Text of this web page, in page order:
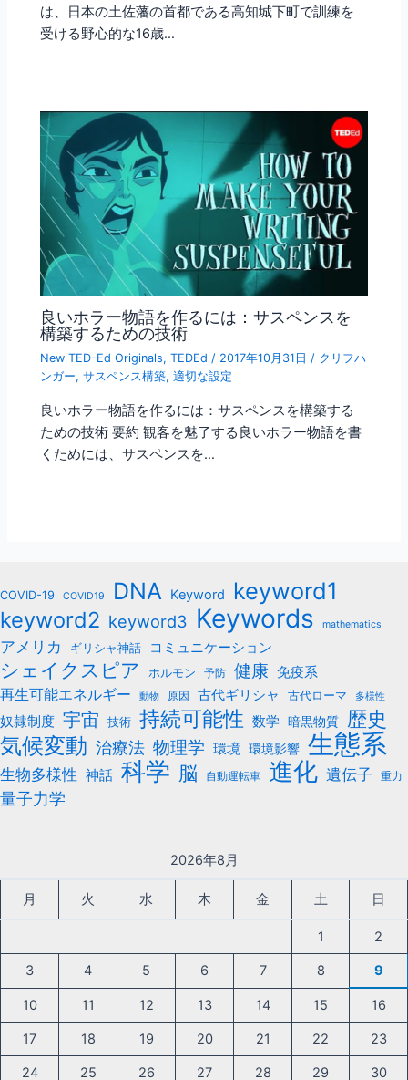
は、日本の土佐藩の首都である高知城下町で訓練を
受ける野心的な16歳…
良いホラー物語を作るには：サスペンスを
構築するための技術
New TED-Ed Originals,TEDEd / 2017年10月31日/ クリフハ
ンガー,サスペンス構築,適切な設定
良いホラー物語を作るには：サスペンスを構築する
ための技術 要約 観客を魅了する良いホラー物語を書
くためには、サスペンスを…
COVID-19 COVID19 DNA Keyword keyword1
keyword2 keyword3 Keywords mathematics
アメリカ ギリシャ神話 コミュニケーション
シェイクスピア ホルモン 予防 健康 免疫系
再生可能エネルギー
動物 原因 古代ギリシャ 古代ローマ 多様性
奴隷制度 宇宙 技術 持続可能性 数学 暗黒物質 歴史
気候変動 治療法 物理学 環境 環境影響 生態系
生物多様性 神話 科学 脳 自動運転車 進化 遺伝子 重力
量子力学
2026年8月
月 火 水 木 金 土 日
1 2
3 4 5 6 7 8 9
10 11 12 13 14 15 16
17 18 19 20 21 22 23
24 25 26 27 28 29 30